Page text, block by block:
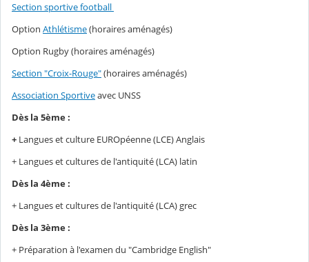
Section sportive football
Option Athlétisme(horaires aménagés)
Option Rugby (horaires aménagés)
Section "Croix-Rouge"(horaires aménagés)
Association Sportiveavec UNSS
Dès la 5ème :
+ Langues et culture EUROpéenne (LCE) Anglais
+ Langues et cultures de l'antiquité (LCA) latin
Dès la 4ème :
+ Langues et cultures de l'antiquité (LCA) grec
Dès la 3ème :
+ Préparation à l'examen du "Cambridge English"